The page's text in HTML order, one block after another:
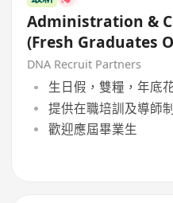
Administration &
(Fresh Graduates
DNA Recruit Partners
生日假，雙糧，年底
提供在職培訓及導師
歡迎應屆畢業生